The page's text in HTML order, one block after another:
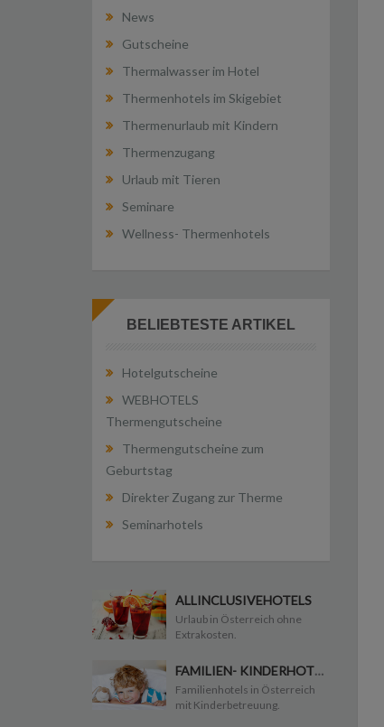
News
Gutscheine
Thermalwasser im Hotel
Thermenhotels im Skigebiet
Thermenurlaub mit Kindern
Thermenzugang
Urlaub mit Tieren
Seminare
Wellness- Thermenhotels
BELIEBTESTE ARTIKEL
Hotelgutscheine
WEBHOTELS
Thermengutscheine
Thermengutscheine zum
Geburtstag
Direkter Zugang zur Therme
Seminarhotels
ALLINCLUSIVEHOTELS
Urlaub in Österreich ohne
Extrakosten.
FAMILIEN- KINDERHOTELS
Familienhotels in Österreich
mit Kinderbetreuung.